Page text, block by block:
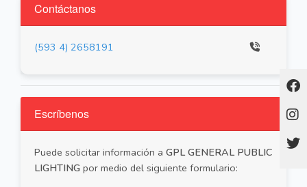
Contáctanos
(593 4) 2658191
Escríbenos
Puede solicitar información a GPL GENERAL PUBLIC
LIGHTING por medio del siguiente formulario: